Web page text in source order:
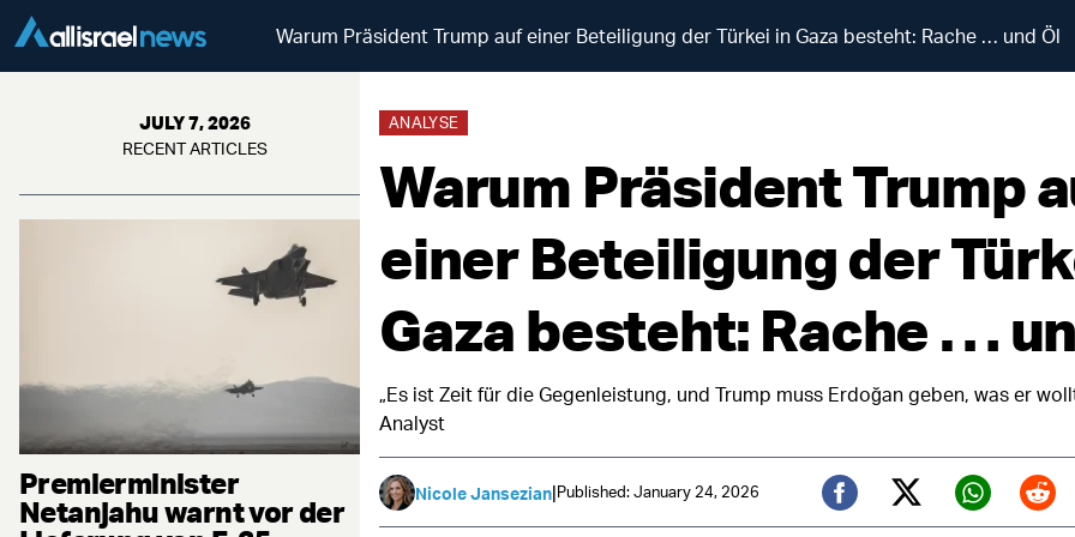
Warum Präsident Trump auf einer Beteiligung der Türkei in Gaza besteht: Rache … und Öl
JULY 7, 2026
RECENT ARTICLES
Premierminister
Netanjahu warnt vor der
ANALYSE
Warum Präsident Trump
einer Beteiligung der
Gaza besteht: Rache …
„Es ist Zeit für die Gegenleistung, und Trump muss Erdoğan geben, was er
Analyst
Nicole Jansezian|Published: January 24, 2026
Facebook
Twitter (X)